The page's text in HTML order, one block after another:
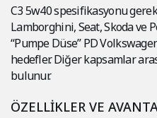
C3 5w40 spesifikasyonu
Lamborghini, Seat, Skoda ve
“Pumpe Düse” PD
hedefler. Diğer kapsamlar
bulunur.
ÖZELLİKLER VE